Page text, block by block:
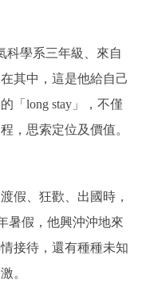
科學系三年級、來自
其中，這是他給自己
「long stay」，不僅
，思索定位及價值。
假、狂歡、出國時，
暑假，他興沖沖地來
接待，還有種種未知
。